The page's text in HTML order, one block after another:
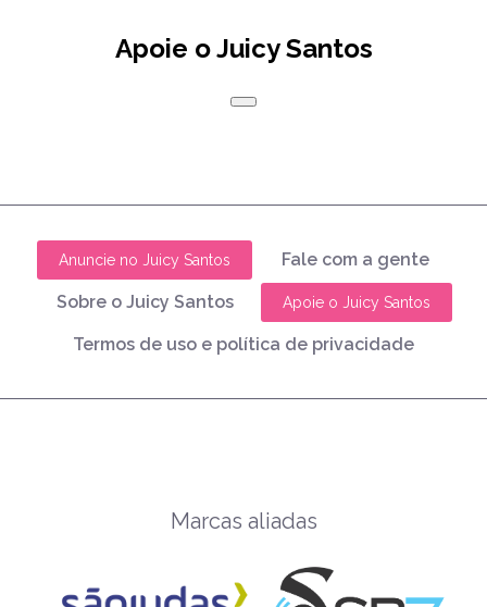
Apoie o Juicy Santos
Anuncie no Juicy Santos Fale com a gente
Sobre o Juicy Santos Apoie o Juicy Santos
Termos de uso e política de privacidade
Marcas aliadas